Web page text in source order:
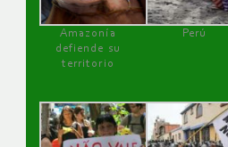
Amazonía
defiende su
territorio
Perú